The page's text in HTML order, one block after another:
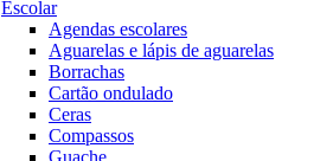
Escolar
Agendas escolares
Aguarelas e lápis de aguarelas
Borrachas
Cartão ondulado
Ceras
Compassos
Guache